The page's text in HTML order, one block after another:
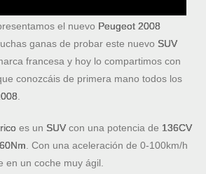
el nuevo Peugeot 2008
ganas de probar este nuevo SUV
francesa y hoy lo compartimos con
conozcáis de primera mano todos los
.
es un SUVcon una potencia de 136CV
. Con una aceleración de 0-100km/h
en un coche muy ágil.